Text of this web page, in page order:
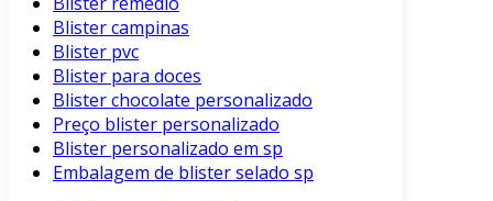
Blister campinas
Blister pvc
Blister para doces
Blister chocolate personalizado
Preço blister personalizado
Blister personalizado em sp
Embalagem de blister selado sp